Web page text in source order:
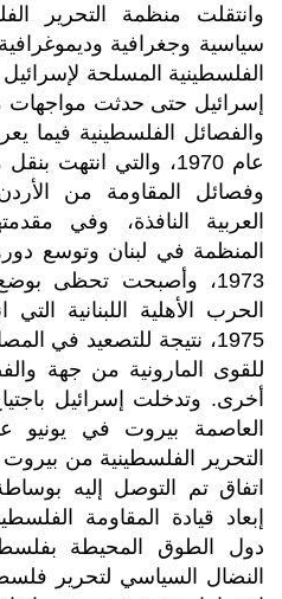
وانتقلت منظمة التحرير
سياسية وجغرافية
الفلسطينية المسلحة
إسرائيل حتى حدثت مواجهات
والفصائل الفلسطينية فيما
عام 1970، والتي انتهت
وفصائل المقاومة من
العربية النافذة، وفي
المنظمة في لبنان وتوسع
1973، وأصبحت تحظى
1975، نتيجة للتصعيد في
للقوى المارونية من جهة
أخرى. وتدخلت إسرائيل
التحرير الفلسطينية من
اتفاق تم التوصل إليه
إبعاد قيادة المقاومة
دول الطوق المحيطة
النضال السياسي لتحرير